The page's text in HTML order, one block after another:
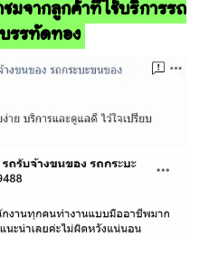
มจากลูกค้าที่ใช้บริการรถ
รรทัดทอง